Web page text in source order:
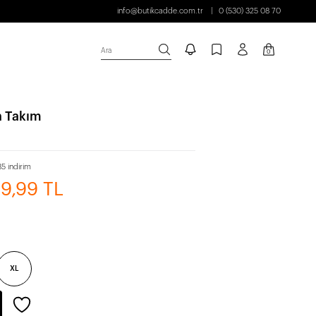
info@butikcadde.com.tr 0 (530) 325 08 70
Ara 0
indirim
TL
XL